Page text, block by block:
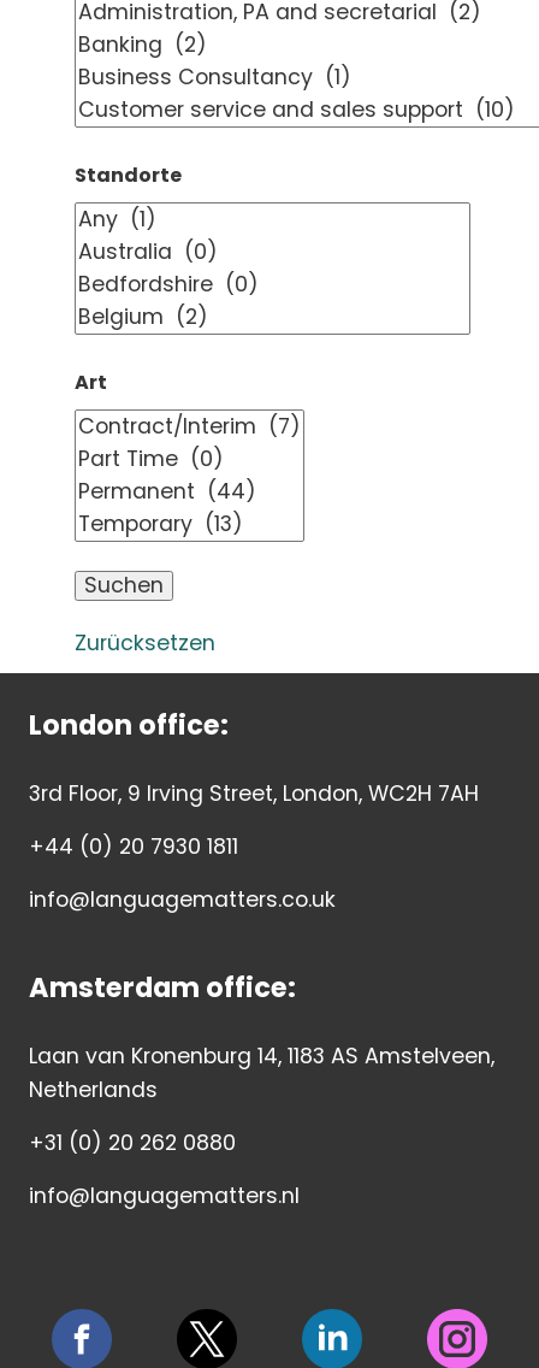
Standorte
Art
Zurücksetzen
London office:
3rd Floor, 9 Irving Street, London, WC2H 7AH
+44 (0) 20 7930 1811
info@languagematters.co.uk
Amsterdam office:
Laan van Kronenburg 14, 1183 AS Amstelveen,
Netherlands
+31 (0) 20 262 0880
info@languagematters.nl